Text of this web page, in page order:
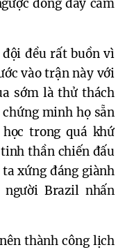
dòng đầy cảm
đều rất buồn vì
vào trận này với
sớm là thử thách
minh họ sẵn
trong quá khứ
thần chiến đấu
xứng đáng giành
Brazil nhấn
thành công lịch